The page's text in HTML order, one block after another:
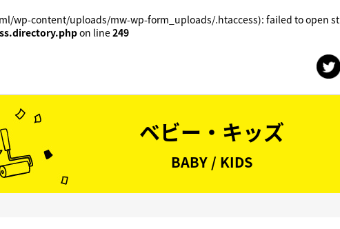
wp-content/uploads/mw-wp-form_uploads/.htaccess): failed to open
on line249
ベビー・キッズ
BABY / KIDS